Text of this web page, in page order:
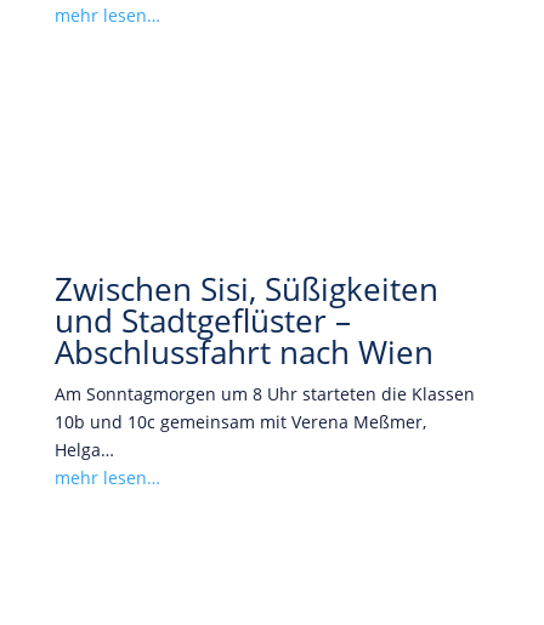
mehr lesen…
Zwischen Sisi, Süßigkeiten
und Stadtgeflüster –
Abschlussfahrt nach Wien
Am Sonntagmorgen um 8 Uhr starteten die Klassen
10b und 10c gemeinsam mit Verena Meßmer,
Helga…
mehr lesen…